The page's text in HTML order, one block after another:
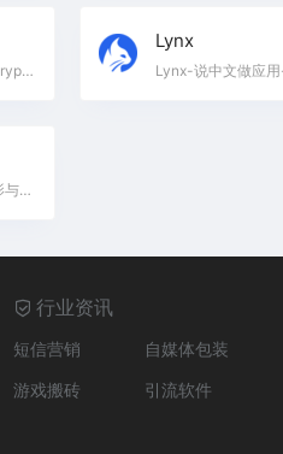
Gemini is a regulated cryptocurrency exchange trusted by millions of users and institutions worldwide. Our developer platform gives you secure, reliable access to crypto markets through REST APIs, WebSocket feeds, and FIX connections.
Lynx
助火AI提供智能商业摄影与设计服务，支持多场景模特试衣与商品精修
行业资讯
短信营销
自媒体包装
游戏搬砖
引流软件